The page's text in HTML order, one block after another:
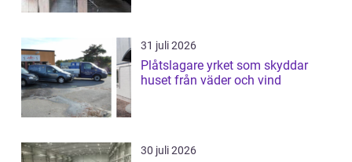
31 juli 2026
Plåtslagare yrket som skyddar
huset från väder och vind
30 juli 2026